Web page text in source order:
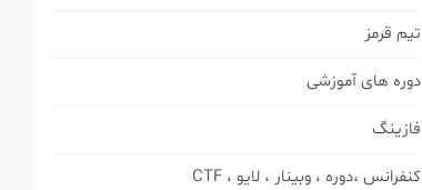
تیم قرمز
دوره های آموزشی
فازینگ
کنفرانس ،دوره ، وبینار ، لایو ، CTF